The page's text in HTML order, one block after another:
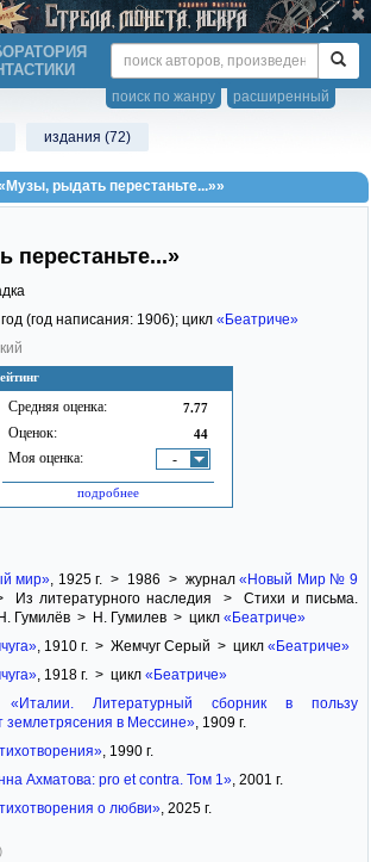
расширенный
поиск по жанру
издания (72)
рыдать перестаньте...»»
Средняя оценка: 7.77
Оценок: 44
Моя оценка: -
подробнее
перестаньте...»
год (год написания: 1906); цикл «Беатриче»
мир» , 1925 г. > 1986 > журнал«Новый Мир № 9
Из литературного наследия > Стихи и письма.
Гумилёв > Н. Гумилев > цикл «Беатриче»
, 1910 г. > Жемчуг Серый > цикл «Беатриче»
, 1918 г. > цикл «Беатриче»
«Италии. Литературный сборник в пользу
землетрясения в Мессине», 1909 г.
, 1990 г.
Ахматова: pro et contra. Том 1», 2001 г.
о любви», 2025 г.